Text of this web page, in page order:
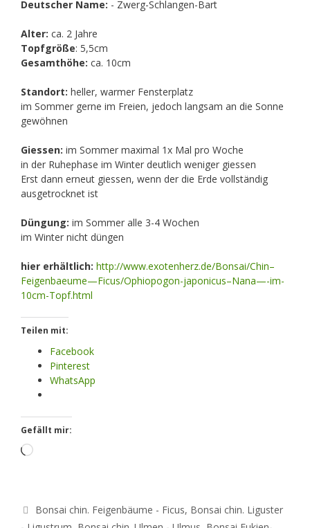
Deutscher Name: - Zwerg-Schlangen-Bart
Alter: ca. 2 Jahre
Topfgröße: 5,5cm
Gesamthöhe: ca. 10cm
Standort: heller, warmer Fensterplatz
im Sommer gerne im Freien, jedoch langsam an die Sonne
gewöhnen
Giessen: im Sommer maximal 1x Mal pro Woche
in der Ruhephase im Winter deutlich weniger giessen
Erst dann erneut giessen, wenn der die Erde vollständig
ausgetrocknet ist
Düngung: im Sommer alle 3-4 Wochen
im Winter nicht düngen
hier erhältlich: http://www.exotenherz.de/Bonsai/Chin–
Feigenbaeume—Ficus/Ophiopogon-japonicus–Nana—-im-
10cm-Topf.html
Teilen mit:
Facebook
Pinterest
WhatsApp
Gefällt mir:
Loading…
Kategorien
Bonsai chin. Feigenbäume - Ficus, Bonsai chin. Liguster